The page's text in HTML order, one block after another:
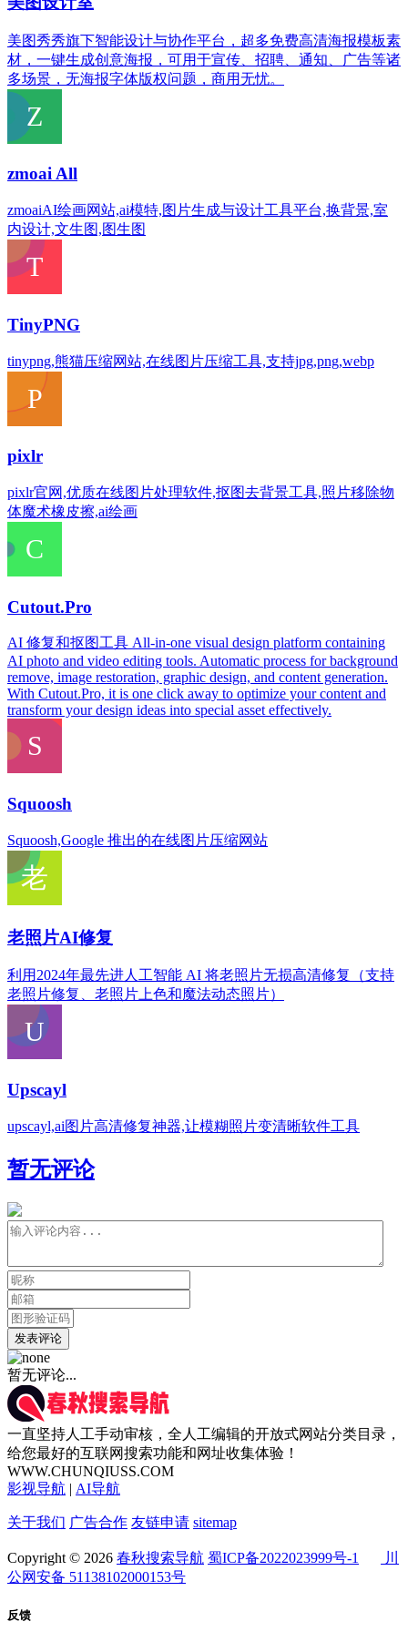
美图秀秀旗下智能设计与协作平台，超多免费高清海报模板素
材，一键生成创意海报，可用于宣传、招聘、通知、广告等诸
多场景，无海报字体版权问题，商用无忧。
zmoai All
zmoaiAI绘画网站,ai模特,图片生成与设计工具平台,换背景,室
内设计,文生图,图生图
TinyPNG
tinypng,熊猫压缩网站,在线图片压缩工具,支持jpg,png,webp
pixlr
pixlr官网,优质在线图片处理软件,抠图去背景工具,照片移除物
体魔术橡皮擦,ai绘画
Cutout.Pro
AI 修复和抠图工具 All-in-one visual design platform containing
AI photo and video editing tools. Automatic process for background
remove, image restoration, graphic design, and content generation.
With Cutout.Pro, it is one click away to optimize your content and
transform your design ideas into special asset effectively.
Squoosh
Squoosh,Google 推出的在线图片压缩网站
老照片AI修复
利用2024年最先进人工智能 AI 将老照片无损高清修复（支持
老照片修复、老照片上色和魔法动态照片）
Upscayl
upscayl,ai图片高清修复神器,让模糊照片变清晰软件工具
暂无评论
发表评论
暂无评论...
一直坚持人工手动审核，全人工编辑的开放式网站分类目录，
给您最好的互联网搜索功能和网址收集体验！
WWW.CHUNQIUSS.COM
影视导航 | AI导航
关于我们 广告合作 友链申请 sitemap
Copyright © 2026 春秋搜索导航 蜀ICP备2022023999号-1
川
公网安备 51138102000153号
反馈